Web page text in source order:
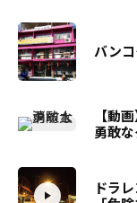
バン
【動
勇敢
ドラ